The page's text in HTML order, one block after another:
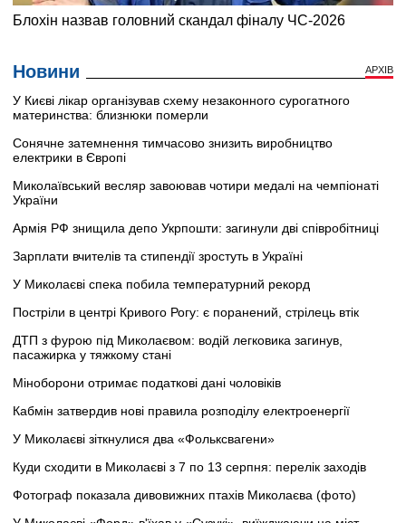
Новини АРХІВ
У Києві лікар організував схему незаконного сурогатного
материнства: близнюки померли
Сонячне затемнення тимчасово знизить виробництво
електрики в Європі
Миколаївський весляр завоював чотири медалі на чемпіонаті
України
Армія РФ знищила депо Укрпошти: загинули дві співробітниці
Зарплати вчителів та стипендії зростуть в Україні
У Миколаєві спека побила температурний рекорд
Постріли в центрі Кривого Рогу: є поранений, стрілець втік
ДТП з фурою під Миколаєвом: водій легковика загинув,
пасажирка у тяжкому стані
Міноборони отримає податкові дані чоловіків
Кабмін затвердив нові правила розподілу електроенергії
У Миколаєві зіткнулися два «Фольксвагени»
Куди сходити в Миколаєві з 7 по 13 серпня: перелік заходів
Фотограф показала дивовижних птахів Миколаєва (фото)